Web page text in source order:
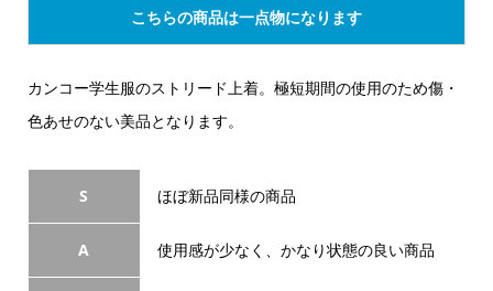
こちらの商品は一点物になります
カンコー学生服のストリード上着。極短期間の使用のため傷・
色あせのない美品となります。
S ほぼ新品同様の商品
A 使用感が少なく、かなり状態の良い商品